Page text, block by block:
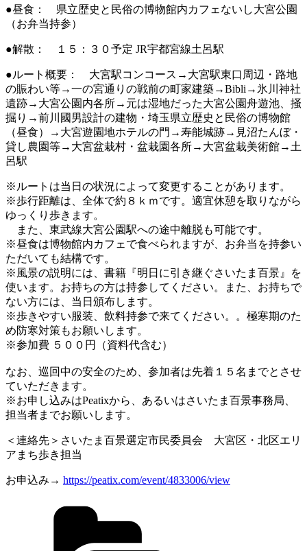
●昼食： 県立歴史と民俗の博物館内カフェないし大宮公園
（お弁当持参）
●解散： １５：３０予定 JR宇都宮線土呂駅
●ルート概要： 大宮駅コンコース→大宮駅東口周辺・路地
の賑わい等→一の宮通りの戦前の町家建築→Bibli→氷川神社
遺跡→大宮公園内各所→元は湿地だった大宮公園舟遊池、掻
掘り→前川國男設計の建物・埼玉県立歴史と民俗の博物館
（昼食）→大宮遊園地ホテルの門→寿能城跡→見沼たんぼ・
貸し農園等→大宮盆栽村・盆栽園各所→大宮盆栽美術館→土
呂駅
※ルートは当日の状況によって変更することがあります。
※歩行距離は、全体で約８ｋｍです。適宜休憩を取りながら
ゆっくり歩きます。
また、東武線大宮公園駅への途中離脱も可能です。
※昼食は博物館内カフェで食べられますが、お弁当を持参い
ただいても結構です。
※風景の説明には、書籍『明日に引き継ぐさいたま百景』を
使います。お持ちの方は持参してください。また、お持ちで
ない方には、当日頒布します。
※歩きやすい服装、飲料持参で来てください。。極寒期のた
め防寒対策もお願いします。
※参加費 ５００円（資料代含む）
なお、巡回中の安全のため、参加者は先着１５名までとさせ
ていただきます。
※お申し込みはPeatixから、あるいはさいたま百景事務局、
担当者までお願いします。
＜連絡先＞さいたま百景選定市民委員会 大宮区・北区エリ
アまち歩き担当
お申込み→ https://peatix.com/event/4833006/view